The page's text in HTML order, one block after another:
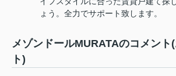
ょう。全力でサポート致します。
メゾンドールMURATAのコメント
ト)